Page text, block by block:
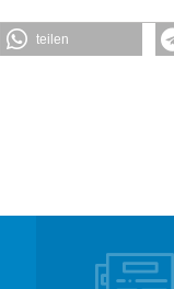
teilen